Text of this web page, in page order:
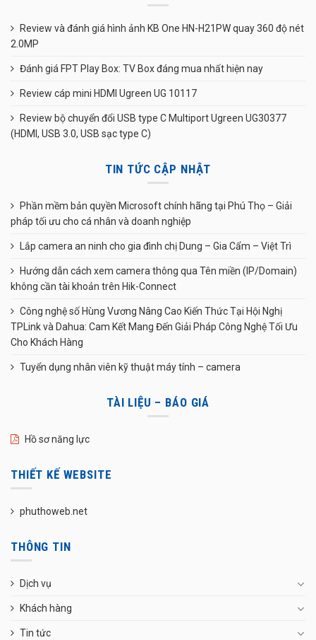
Review và đánh giá hình ảnh KB One HN-H21PW quay 360 độ nét
2.0MP
Đánh giá FPT Play Box: TV Box đáng mua nhất hiện nay
Review cáp mini HDMI Ugreen UG 10117
Review bộ chuyển đổi USB type C Multiport Ugreen UG30377
(HDMI, USB 3.0, USB sạc type C)
TIN TỨC CẬP NHẬT
Phần mềm bản quyền Microsoft chính hãng tại Phú Thọ – Giải
pháp tối ưu cho cá nhân và doanh nghiệp
Lắp camera an ninh cho gia đình chị Dung – Gia Cẩm – Việt Trì
Hướng dẫn cách xem camera thông qua Tên miền (IP/Domain)
không cần tài khoản trên Hik-Connect
Công nghệ số Hùng Vương Nâng Cao Kiến Thức Tại Hội Nghị
TPLink và Dahua: Cam Kết Mang Đến Giải Pháp Công Nghệ Tối Ưu
Cho Khách Hàng
Tuyển dụng nhân viên kỹ thuật máy tính – camera
TÀI LIỆU – BÁO GIÁ
Hồ sơ năng lực
THIẾT KẾ WEBSITE
phuthoweb.net
THÔNG TIN
Dịch vụ
Khách hàng
Tin tức